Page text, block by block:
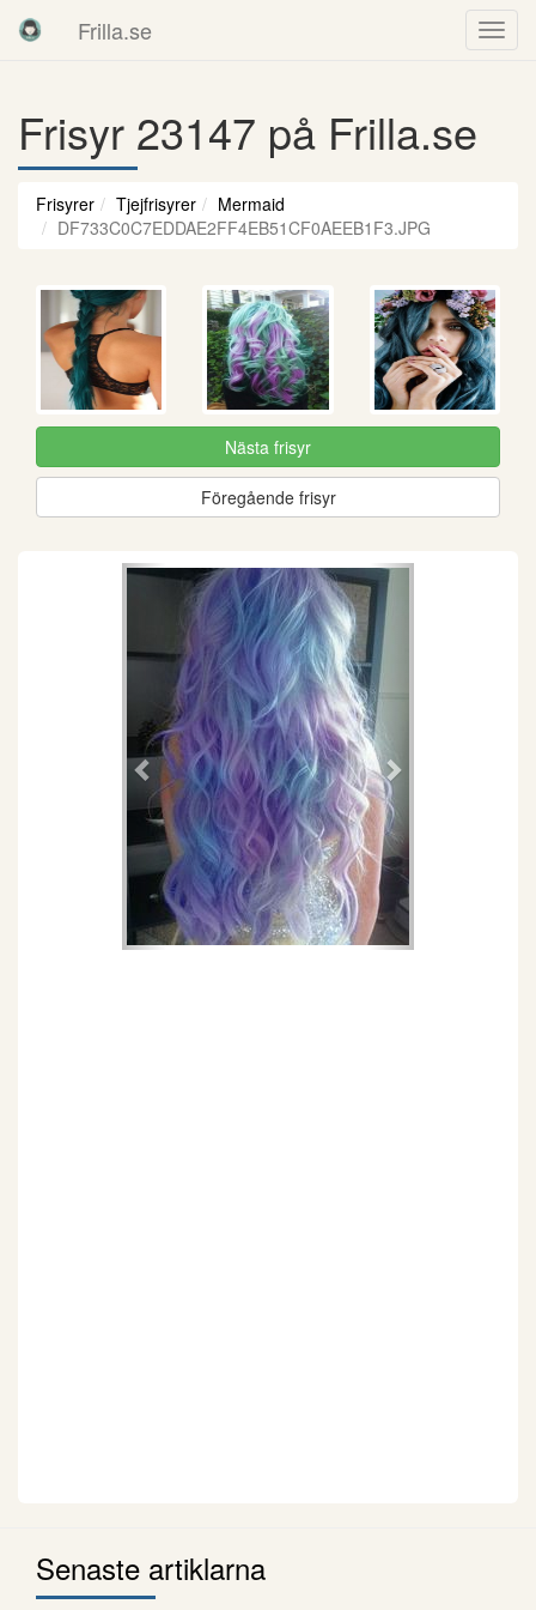
Frilla.se
Frisyr 23147 på Frilla.se
Frisyrer Tjejfrisyrer
Mermaid
DF733C0C7EDDAE2FF4EB51CF0AEEB1F3.JPG
Nästa frisyr
Föregående frisyr
Föregående
Senaste artiklarna